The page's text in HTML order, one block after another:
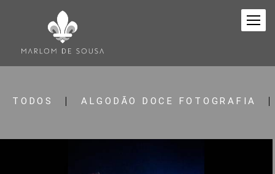
TODOS ALGODÃO DOCE FOTOGRAFIA